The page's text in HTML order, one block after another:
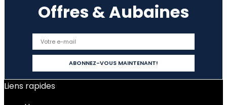
Offres & Aubaines
Liens rapides